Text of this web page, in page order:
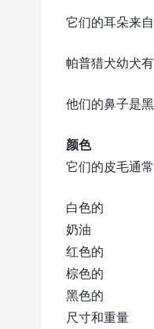
它们的耳朵来
帕普猎犬幼犬
他们的鼻子是
颜色
它们的皮毛通
白色的
奶油
红色的
棕色的
黑色的
尺寸和重量